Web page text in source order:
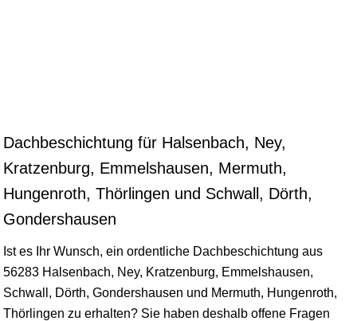
Dachbeschichtung für Halsenbach, Ney,
Kratzenburg, Emmelshausen, Mermuth,
Hungenroth, Thörlingen und Schwall, Dörth,
Gondershausen
Ist es Ihr Wunsch, ein ordentliche Dachbeschichtung aus
56283 Halsenbach, Ney, Kratzenburg, Emmelshausen,
Schwall, Dörth, Gondershausen und Mermuth, Hungenroth,
Thörlingen zu erhalten? Sie haben deshalb offene Fragen